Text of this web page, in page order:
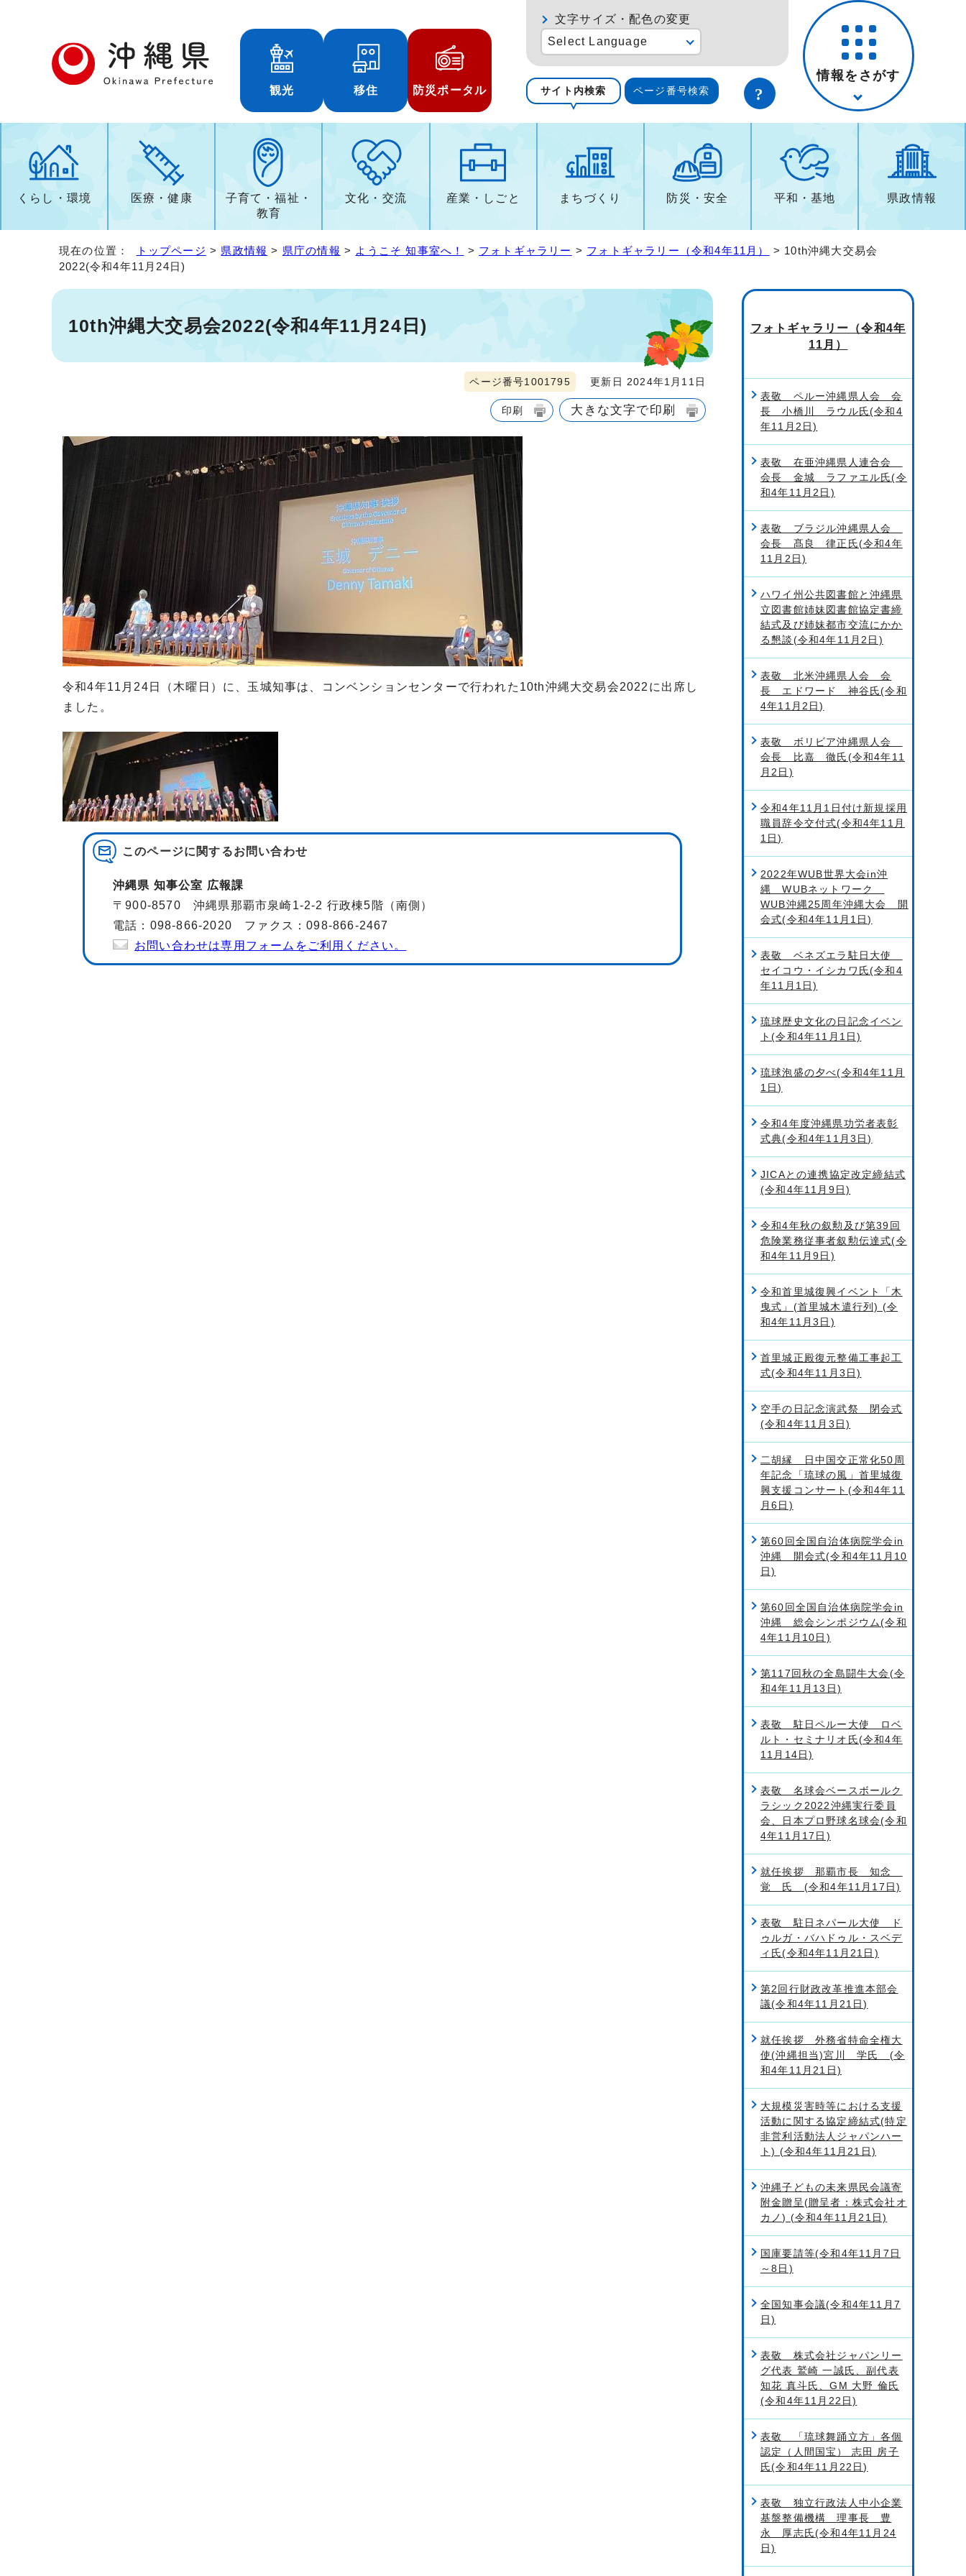
観光 移住 防災ポータル
文字サイズ・配色の変更
Select Language
サイト内検索 ページ番号検索
情報をさがす
くらし・環境 医療・健康
子育て・福祉・
教育
文化・交流 産業・しごと まちづくり 防災・安全 平和・基地 県政情報
現在の位置： トップページ > 県政情報 > 県庁の情報 > ようこそ 知事室へ！ > フォトギャラリー > フォトギャラリー（令和4年11月）
> 10th沖縄大交易会
2022(令和4年11月24日)
10th沖縄大交易会2022(令和4年11月24日)
ページ番号1001795 更新日 2024年1月11日
印刷 大きな文字で印刷
令和4年11月24日（木曜日）に、玉城知事は、コンベンションセンターで行われた10th沖縄大交易会2022に出席し
ました。
このページに関するお問い合わせ
沖縄県 知事公室 広報課
〒900-8570 沖縄県那覇市泉崎1-2-2 行政棟5階（南側）
電話：098-866-2020 ファクス：098-866-2467
お問い合わせは専用フォームをご利用ください。
フォトギャラリー（令和4年
11月）
表敬 ペルー沖縄県人会 会
長 小橋川 ラウル氏(令和4
年11月2日)
表敬 在亜沖縄県人連合会
会長 金城 ラファエル氏(令
和4年11月2日)
表敬 ブラジル沖縄県人会
会長 髙良 律正氏(令和4年
11月2日)
ハワイ州公共図書館と沖縄県
立図書館姉妹図書館協定書締
結式及び姉妹都市交流にかか
る懇談(令和4年11月2日)
表敬 北米沖縄県人会 会
長 エドワード 神谷氏(令和
4年11月2日)
表敬 ボリビア沖縄県人会
会長 比嘉 徹氏(令和4年11
月2日)
令和4年11月1日付け新規採用
職員辞令交付式(令和4年11月
1日)
2022年WUB世界大会in沖
縄 WUBネットワーク
WUB沖縄25周年沖縄大会 開
会式(令和4年11月1日)
表敬 ベネズエラ駐日大使
セイコウ・イシカワ氏(令和4
年11月1日)
琉球歴史文化の日記念イベン
ト(令和4年11月1日)
琉球泡盛の夕べ(令和4年11月
1日)
令和4年度沖縄県功労者表彰
式典(令和4年11月3日)
JICAとの連携協定改定締結式
(令和4年11月9日)
令和4年秋の叙勲及び第39回
危険業務従事者叙勲伝達式(令
和4年11月9日)
令和首里城復興イベント「木
曳式」(首里城木遣行列) (令
和4年11月3日)
首里城正殿復元整備工事起工
式(令和4年11月3日)
空手の日記念演武祭 閉会式
(令和4年11月3日)
二胡縁 日中国交正常化50周
年記念「琉球の風」首里城復
興支援コンサート(令和4年11
月6日)
第60回全国自治体病院学会in
沖縄 開会式(令和4年11月10
日)
第60回全国自治体病院学会in
沖縄 総会シンポジウム(令和
4年11月10日)
第117回秋の全島闘牛大会(令
和4年11月13日)
表敬 駐日ペルー大使 ロベ
ルト・セミナリオ氏(令和4年
11月14日)
表敬 名球会ベースボールク
ラシック2022沖縄実行委員
会、日本プロ野球名球会(令和
4年11月17日)
就任挨拶 那覇市長 知念
覚 氏 (令和4年11月17日)
表敬 駐日ネパール大使 ド
ゥルガ・バハドゥル・スベデ
ィ氏(令和4年11月21日)
第2回行財政改革推進本部会
議(令和4年11月21日)
就任挨拶 外務省特命全権大
使(沖縄担当)宮川 学氏 (令
和4年11月21日)
大規模災害時等における支援
活動に関する協定締結式(特定
非営利活動法人ジャパンハー
ト) (令和4年11月21日)
沖縄子どもの未来県民会議寄
附金贈呈(贈呈者：株式会社オ
カノ) (令和4年11月21日)
国庫要請等(令和4年11月7日
～8日)
全国知事会議(令和4年11月7
日)
表敬 株式会社ジャパンリー
グ代表 鷲崎 一誠氏、副代表
知花 真斗氏、GM 大野 倫氏
(令和4年11月22日)
表敬 「琉球舞踊立方」各個
認定（人間国宝） 志田 房子
氏(令和4年11月22日)
表敬 独立行政法人中小企業
基盤整備機構 理事長 豊
永 厚志氏(令和4年11月24
日)